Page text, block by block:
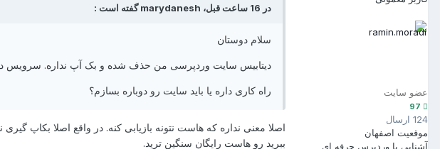
عضو سایت
124 ارسال
موقعیت اصفهان
آشنایی با وردپرس حرفه ای
در 16 ساعت قبل، marydanesh گفته است :
سلام دوستان
دیتابیس سایت وردپرسی من حذف شده و بک آپ نداره. سرویس
راه کاری داره یا باید سایت رو دوباره بسازم؟
اصلا معنی نداره که هاست نتونه بازیابی کنه. در واقع اصلا بکاپ
ببرید رو هاست رایگان سنگین ترید.